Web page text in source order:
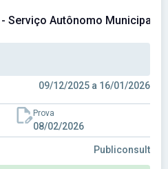
Serviço Autônomo Municipal
09/12/2025 a 16/01/2026
Prova
08/02/2026
Publiconsult